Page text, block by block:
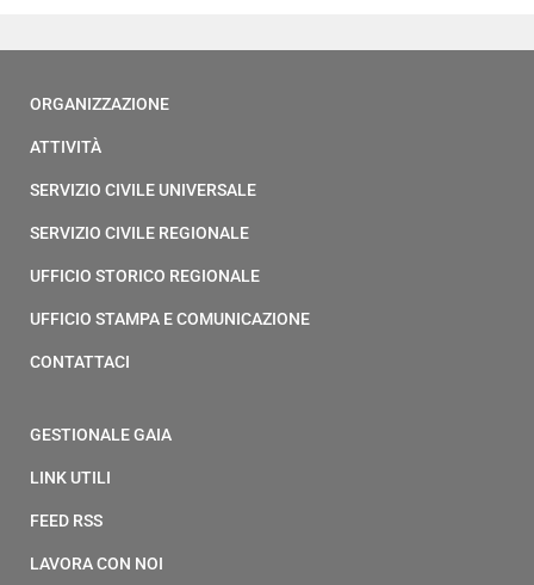
ORGANIZZAZIONE
ATTIVITÀ
SERVIZIO CIVILE UNIVERSALE
SERVIZIO CIVILE REGIONALE
UFFICIO STORICO REGIONALE
UFFICIO STAMPA E COMUNICAZIONE
CONTATTACI
GESTIONALE GAIA
LINK UTILI
FEED RSS
LAVORA CON NOI